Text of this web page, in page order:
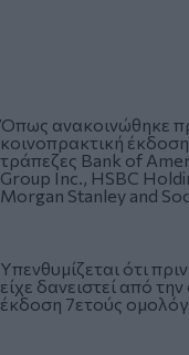
Όπως ανακοινώθηκε
κοινοπρακτική
τράπεζες Bank of
Group Inc., HSBC
Morgan Stanley and
Υπενθυμίζεται ότι
είχε δανειστεί από
έκδοση 7ετούς